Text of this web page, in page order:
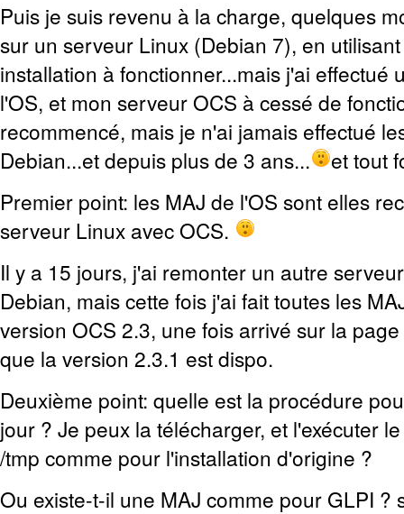
Puis je suis revenu à la charge, quelques
sur un serveur Linux (Debian 7), en
installation à fonctionner...mais j'ai effectué
l'OS, et mon serveur OCS à cessé de
recommencé, mais je n'ai jamais effectué
Debian...et depuis plus de 3 ans...
et tout
Premier point: les MAJ de l'OS sont elles
serveur Linux avec OCS.
Il y a 15 jours, j'ai remonter un autre
Debian, mais cette fois j'ai fait toutes les
version OCS 2.3, une fois arrivé sur la
que la version 2.3.1 est dispo.
Deuxième point: quelle est la procédure
jour ? Je peux la télécharger, et l'exécuter
/tmp comme pour l'installation d'origine ?
Ou existe-t-il une MAJ comme pour GLPI ?